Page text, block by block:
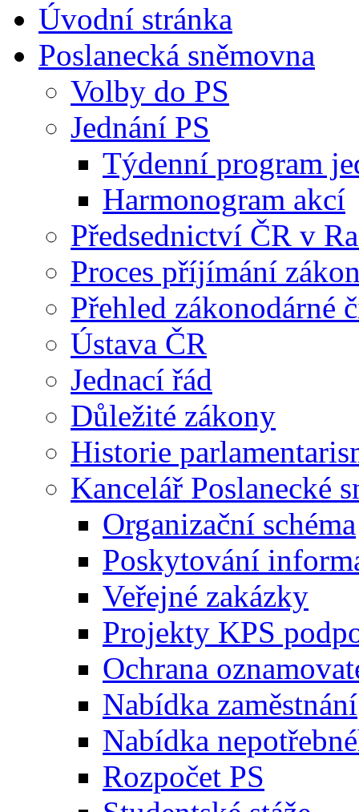
Úvodní stránka
Poslanecká sněmovna
Volby do PS
Jednání PS
Týdenní program
Harmonogram akcí
Předsednictví ČR v
Proces příjímání
Přehled zákonodárné
Ústava ČR
Jednací řád
Důležité zákony
Historie
Kancelář Poslanecké
Organizační schéma
Poskytování
Veřejné zakázky
Projekty KPS
Ochrana
Nabídka zaměstnání
Nabídka
Rozpočet PS